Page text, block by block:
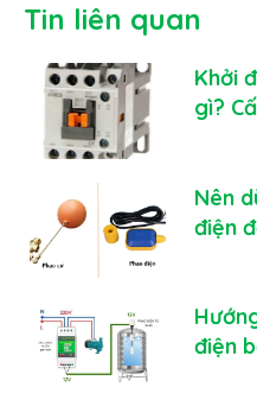
Tin liên quan
Khởi
gì?
Nên
điện
điện